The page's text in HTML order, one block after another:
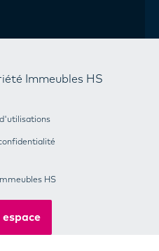
Immeubles HS
HS
espace